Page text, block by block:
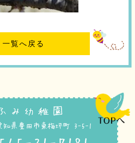
一覧へ戻る
み幼稚園
知県豊田市東梅坪町 3-5-1